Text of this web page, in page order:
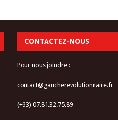
CONTACTEZ-NOUS
Pour nous joindre :
contact@gaucherevolutionnaire.fr
(+33) 07.81.32.75.89